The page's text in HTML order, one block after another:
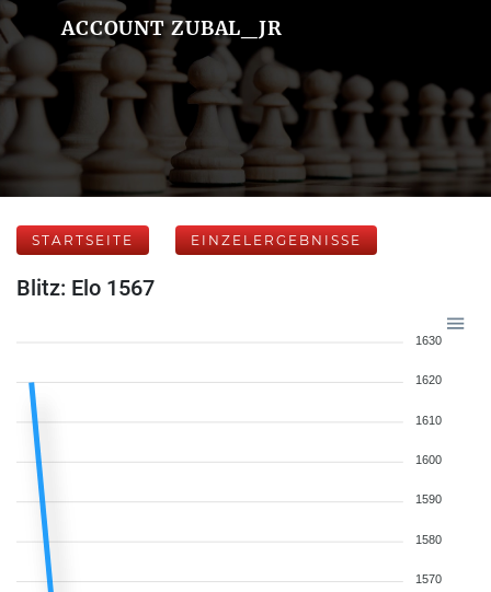
ACCOUNT ZUBAL_JR
STARTSEITE EINZELERGEBNISSE
Blitz: Elo 1567
1630
1620
1610
1600
1590
1580
1570